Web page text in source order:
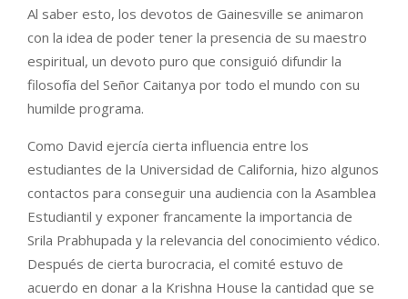
Al saber esto, los devotos de Gainesville se animaron
con la idea de poder tener la presencia de su maestro
espiritual, un devoto puro que consiguió difundir la
filosofía del Señor Caitanya por todo el mundo con su
humilde programa.
Como David ejercía cierta influencia entre los
estudiantes de la Universidad de California, hizo algunos
contactos para conseguir una audiencia con la Asamblea
Estudiantil y exponer francamente la importancia de
Srila Prabhupada y la relevancia del conocimiento védico.
Después de cierta burocracia, el comité estuvo de
acuerdo en donar a la Krishna House la cantidad que se